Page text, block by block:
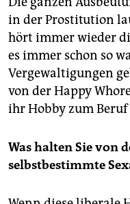
in der Prostitution
hört immer wieder
es immer schon so
Vergewaltigungen
von der Happy
ihr Hobby zum Beruf
Was halten Sie von
selbstbestimmte